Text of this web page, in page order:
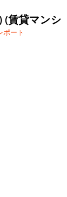
(賃貸マンシ
ポート